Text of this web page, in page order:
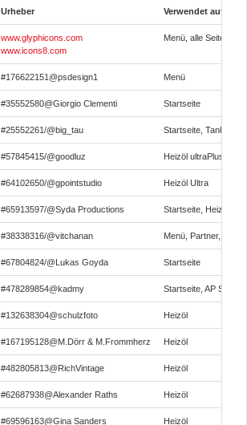
Urheber Verwendet auf den
www.glyphicons.com
www.icons8.com
Menü, alle Seiten
#176622151@psdesign1 Menü
#35552580@Giorgio Clementi Startseite
#25552261/@big_tau Startseite, Tanknetz
#57845415/@goodluz Heizöl ultraPlus
#64102650/@gpointstudio Heizöl Ultra
#65913597/@Syda Productions Startseite, Heizöle
#38338316/@vitchanan Menü, Partner, Altöl-
#67804824/@Lukas Goyda Startseite
#478289854@kadmy Startseite, AP
#132638304@schulzfoto Heizöl
#167195128@M.Dörr & M.Frommherz Heizöl
#482805813@RichVintage Heizöl
#62687938@Alexander Raths Heizöl
#69596163@Gina Sanders Heizöl